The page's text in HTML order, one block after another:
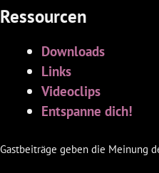
Ressourcen
Downloads
Links
Videoclips
Entspanne dich!
Gastbeiträge geben die Meinung